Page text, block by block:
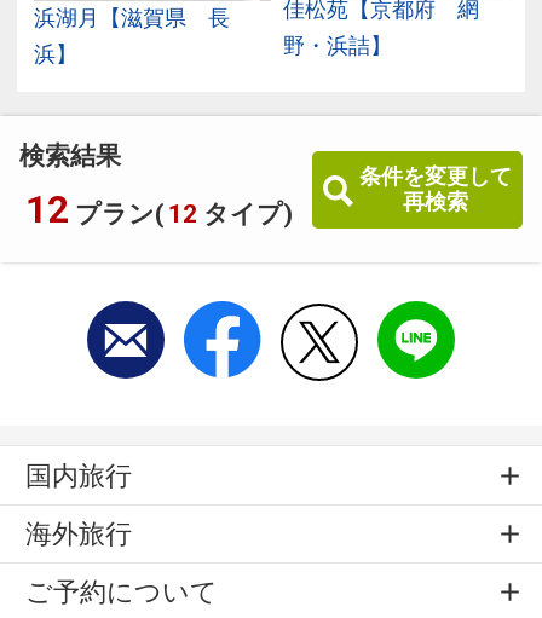
検索結果
12 プラン( 12 タイプ)
条件を変更して
再検索
浜湖月【滋賀県 長
浜】
佳松苑【京都府 網
野・浜詰】
国内旅行
海外旅行
ご予約について